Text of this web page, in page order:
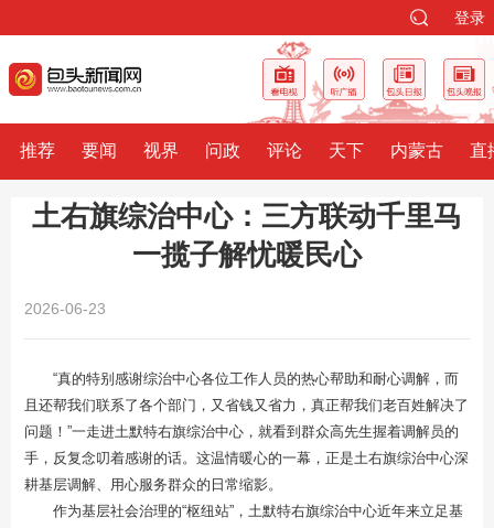
登录
推荐 要闻 视界 问政 评论 天下 内蒙古 直
土右旗综治中心：三方联动千里马
一揽子解忧暖民心
2026-06-23
“真的特别感谢综治中心各位工作人员的热心帮助和耐心调解，而
且还帮我们联系了各个部门，又省钱又省力，真正帮我们老百姓解决了
问题！”一走进土默特右旗综治中心，就看到群众高先生握着调解员的
手，反复念叨着感谢的话。这温情暖心的一幕，正是土右旗综治中心深
耕基层调解、用心服务群众的日常缩影。
作为基层社会治理的“枢纽站”，土默特右旗综治中心近年来立足基